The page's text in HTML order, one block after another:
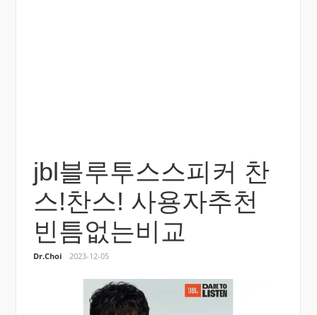
jbl블루투스스피커 찬
스!찬스! 사용자추천
빈틈없는비교
Dr.Choi 2023-12-05